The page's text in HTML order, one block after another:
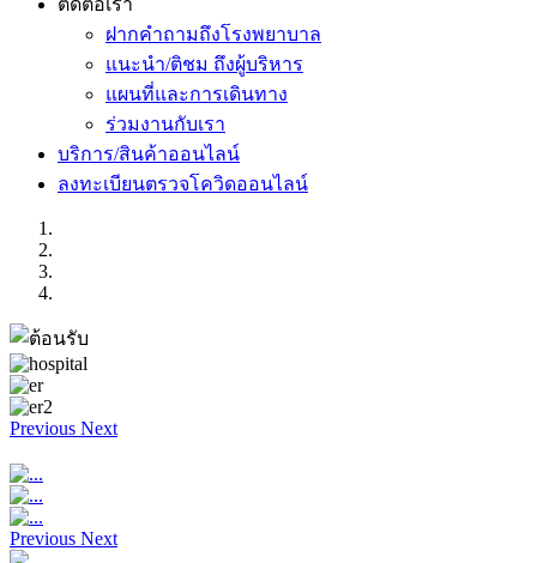
ติดต่อเรา
ฝากคำถามถึงโรงพยาบาล
แนะนำ/ติชม ถึงผู้บริหาร
แผนที่และการเดินทาง
ร่วมงานกับเรา
บริการ/สินค้าออนไลน์
ลงทะเบียนตรวจโควิดออนไลน์
Previous Next
Previous Next